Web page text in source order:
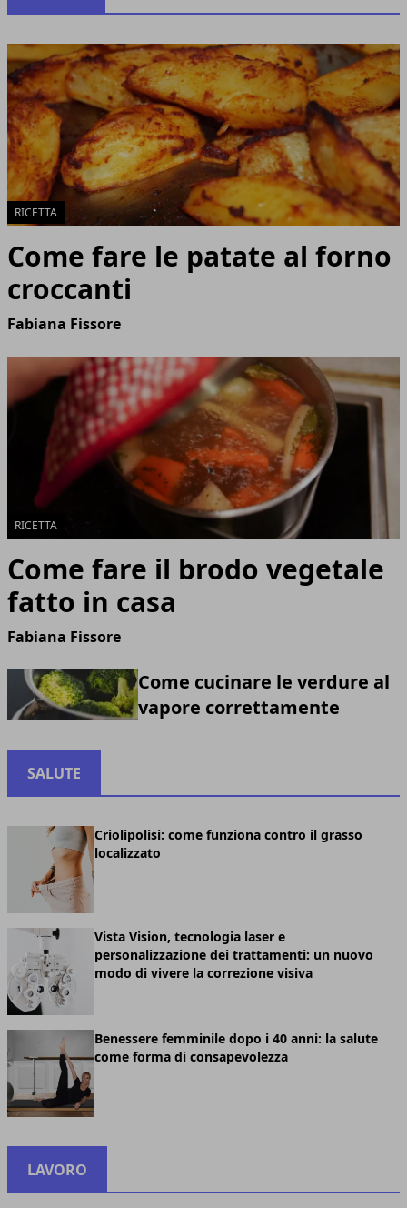
RICETTA
Come fare le patate al forno
croccanti
Fabiana Fissore
RICETTA
Come fare il brodo vegetale
fatto in casa
Fabiana Fissore
Come cucinare le verdure al
vapore correttamente
SALUTE
Criolipolisi: come funziona contro il grasso
localizzato
Vista Vision, tecnologia laser e
personalizzazione dei trattamenti: un nuovo
modo di vivere la correzione visiva
Benessere femminile dopo i 40 anni: la salute
come forma di consapevolezza
LAVORO